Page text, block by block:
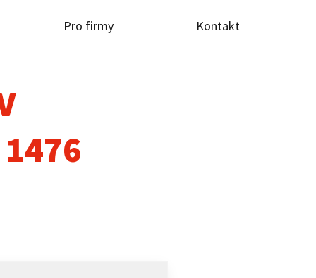
Pro firmy Kontakt